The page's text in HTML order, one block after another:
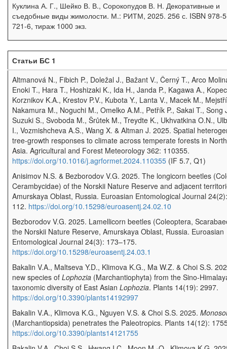
Куклина А. Г., Шейко В. В., Сорокопудов В. Н. Декоративные и
съедобные виды жимолости. М.: РИТМ, 2025. 256 с. ISBN 978-
721-6, тираж 1000 экз.
Статьи БС 1
Altmanová N., Fibich P., Doležal J., Bažant V., Černý T., Arco
Enoki T., Hara T., Hoshizaki K., Ida H., Janda P., Kagawa A.,
Korznikov K.A., Krestov P.V., Kubota Y., Lanta V., Macek M.,
Nakamura M., Noguchi M., Omelko A.M., Petřík P., Sakai T., Song
Suzuki S., Svoboda M., Šrůtek M., Treydte K., Ukhvatkina O.N.,
I., Vozmishcheva A.S., Wang X. & Altman J. 2025. Spatial
tree-growth responses to climate across temperate forests in
Asia. Agricultural and Forest Meteorology 362: 110355.
https://doi.org/10.1016/j.agrformet.2024.110355 (IF 5.7, Q1)
Anisimov N.S. & Bezborodov V.G. 2025. The longicorn beetles
Cerambycidae) of the Norskii Nature Reserve and adjacent
Amurskaya Oblast, Russia. Euroasian Entomological Journal
112. https://doi.org/10.15298/euroasentj.24.02.10
Bezborodov V.G. 2025. Lamellicorn beetles (Coleoptera,
the Norskii Nature Reserve, Amurskaya Oblast, Russia. Euroasian
Entomological Journal 24(3): 173–175.
https://doi.org/10.15298/euroasentj.24.03.1
Bakalin V.A., Maltseva Y.D., Klimova K.G., Ma W.Z. & Choi S.S.
new species of Lophozia (Marchantiophyta) from the Sino-
taxonomic diversity of East Asian Lophozia. Plants 14(19): 2997.
https://doi.org/10.3390/plants14192997
Bakalin V.A., Klimova K.G., Nguyen V.S. & Choi S.S. 2025.
(Marchantiopsida) penetrates the Paleotropics. Plants 14(12):
https://doi.org/10.3390/plants14121755